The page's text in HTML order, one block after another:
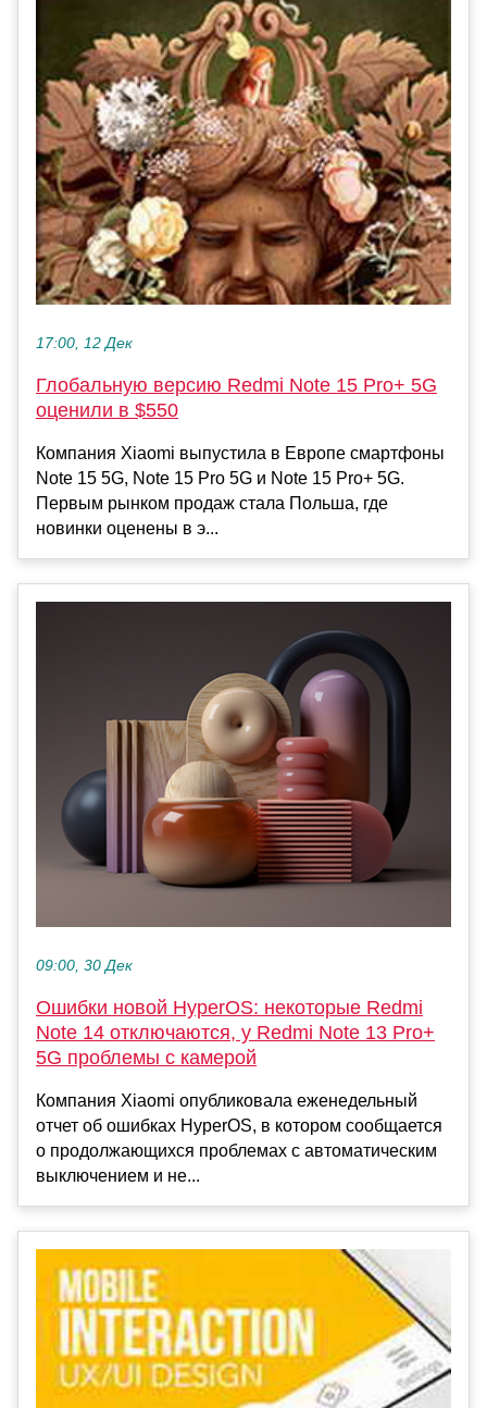
17:00, 12 Дек
Глобальную версию Redmi Note 15 Pro+ 5G
оценили в $550
Компания Xiaomi выпустила в Европе смартфоны
Note 15 5G, Note 15 Pro 5G и Note 15 Pro+ 5G.
Первым рынком продаж стала Польша, где
новинки оценены в э...
09:00, 30 Дек
Ошибки новой HyperOS: некоторые Redmi
Note 14 отключаются, у Redmi Note 13 Pro+
5G проблемы с камерой
Компания Xiaomi опубликовала еженедельный
отчет об ошибках HyperOS, в котором сообщается
о продолжающихся проблемах с автоматическим
выключением и не...